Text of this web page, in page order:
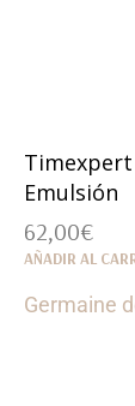
Timexpert
Emulsión
62,00€
AÑADIR AL
Germaine